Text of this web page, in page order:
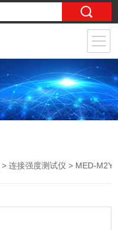
>连接强度测试仪 > MED-M2YY0612动脉采集针连接牢固度测试仪